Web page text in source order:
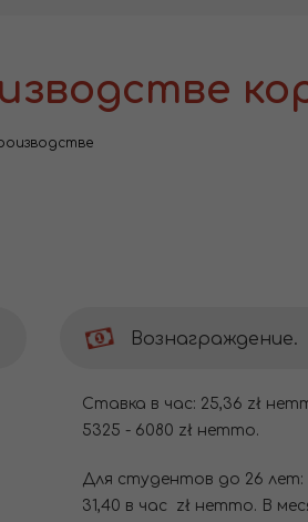
Вознаграждение.
Cтавка в час: 25,36 zł
5325 - 6080 zł нетто.
Для студентов до 26 лет:
31,40 в час zł нетто. В